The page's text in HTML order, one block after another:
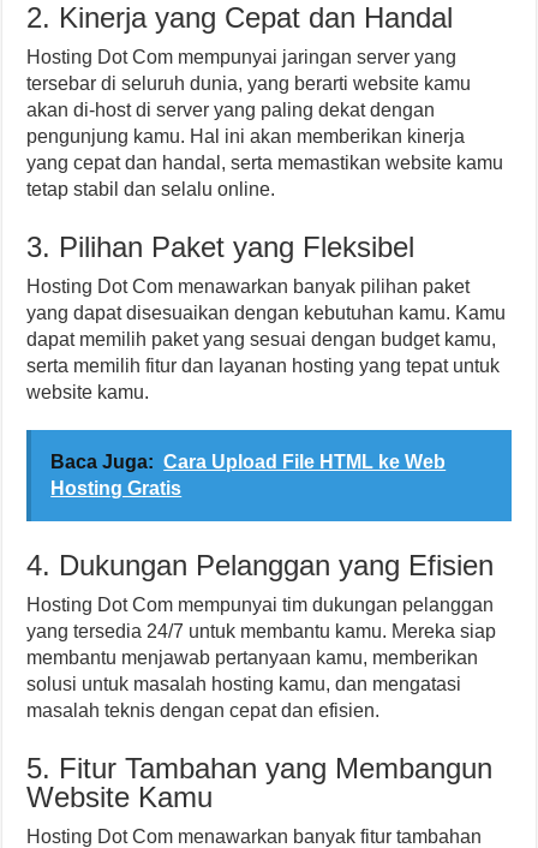
2. Kinerja yang Cepat dan Handal
Hosting Dot Com mempunyai jaringan server yang
tersebar di seluruh dunia, yang berarti website kamu
akan di-host di server yang paling dekat dengan
pengunjung kamu. Hal ini akan memberikan kinerja
yang cepat dan handal, serta memastikan website kamu
tetap stabil dan selalu online.
3. Pilihan Paket yang Fleksibel
Hosting Dot Com menawarkan banyak pilihan paket
yang dapat disesuaikan dengan kebutuhan kamu. Kamu
dapat memilih paket yang sesuai dengan budget kamu,
serta memilih fitur dan layanan hosting yang tepat untuk
website kamu.
Baca Juga: Cara Upload File HTML ke Web
Hosting Gratis
4. Dukungan Pelanggan yang Efisien
Hosting Dot Com mempunyai tim dukungan pelanggan
yang tersedia 24/7 untuk membantu kamu. Mereka siap
membantu menjawab pertanyaan kamu, memberikan
solusi untuk masalah hosting kamu, dan mengatasi
masalah teknis dengan cepat dan efisien.
5. Fitur Tambahan yang Membangun
Website Kamu
Hosting Dot Com menawarkan banyak fitur tambahan